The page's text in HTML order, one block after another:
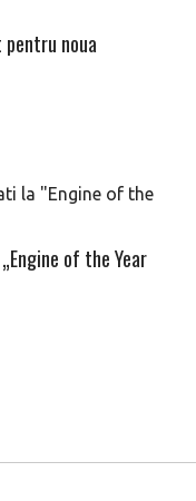
noua
of the Year